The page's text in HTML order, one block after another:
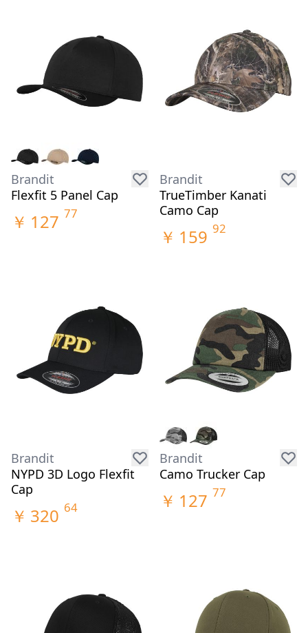
Brandit
Flexfit 5 Panel Cap
￥ 127 77
Brandit
TrueTimber Kanati
Camo Cap
￥ 159 92
Brandit
NYPD 3D Logo Flexfit
Cap
￥ 320 64
Brandit
Camo Trucker Cap
￥ 127 77